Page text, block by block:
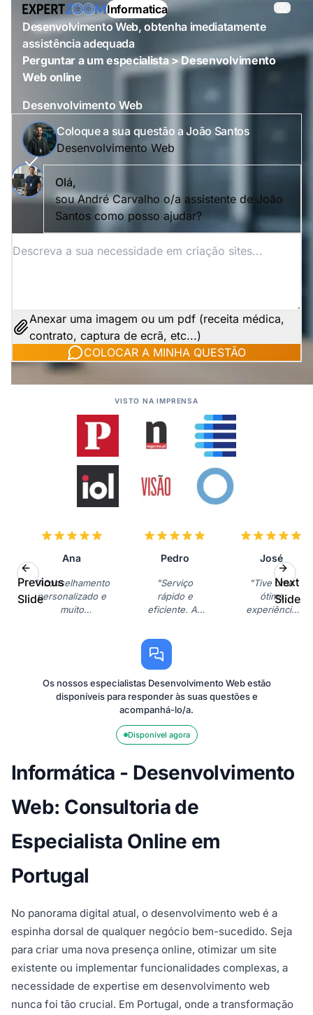
Informatica
Desenvolvimento Web, obtenha imediatamente
assistência adequada
Perguntar a um especialista > Desenvolvimento
Web online
Desenvolvimento Web
Coloque a sua questão a João Santos
Desenvolvimento Web
Olá,
sou André Carvalho o/a assistente de João
Santos como posso ajudar?
Anexar uma imagem ou um pdf (receita médica,
contrato, captura de ecrã, etc...)
COLOCAR A MINHA QUESTÃO
VISTO NA IMPRENSA
Ana
"Aconselhamento
personalizado e
muito
Pedro
"Serviço
rápido e
eficiente. As
para melhorar
do meu site."
José
"Tive uma
ótima
experiência
minha loja
online."
Previous
Slide
Next
Slide
Os nossos especialistas Desenvolvimento Web estão
disponíveis para responder às suas questões e
acompanhá-lo/a.
Disponível agora
Informática - Desenvolvimento
Web: Consultoria de
Especialista Online em
Portugal
No panorama digital atual, o desenvolvimento web é a
espinha dorsal de qualquer negócio bem-sucedido. Seja
para criar uma nova presença online, otimizar um site
existente ou implementar funcionalidades complexas, a
necessidade de expertise em desenvolvimento web
nunca foi tão crucial. Em Portugal, onde a transformação